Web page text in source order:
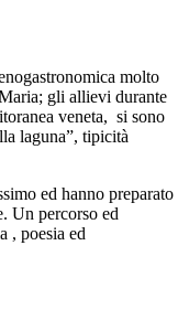
molto
gli allievi durante
veneta, si sono
laguna”, tipicità
ed hanno preparato
Un percorso ed
, poesia ed